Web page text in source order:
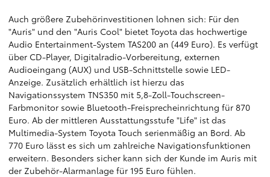
Auch größere Zubehörinvestitionen lohnen sich: Für den
"Auris" und den "Auris Cool" bietet Toyota das hochwertige
Audio Entertainment-System TAS200 an (449 Euro). Es verfügt
über CD-Player, Digitalradio-Vorbereitung, externen
Audioeingang (AUX) und USB-Schnittstelle sowie LED-
Anzeige. Zusätzlich erhältlich ist hierzu das
Navigationssystem TNS350 mit 5,8-Zoll-Touchscreen-
Farbmonitor sowie Bluetooth-Freisprecheinrichtung für 870
Euro. Ab der mittleren Ausstattungsstufe "Life" ist das
Multimedia-System Toyota Touch serienmäßig an Bord. Ab
770 Euro lässt es sich um zahlreiche Navigationsfunktionen
erweitern. Besonders sicher kann sich der Kunde im Auris mit
der Zubehör-Alarmanlage für 195 Euro fühlen.